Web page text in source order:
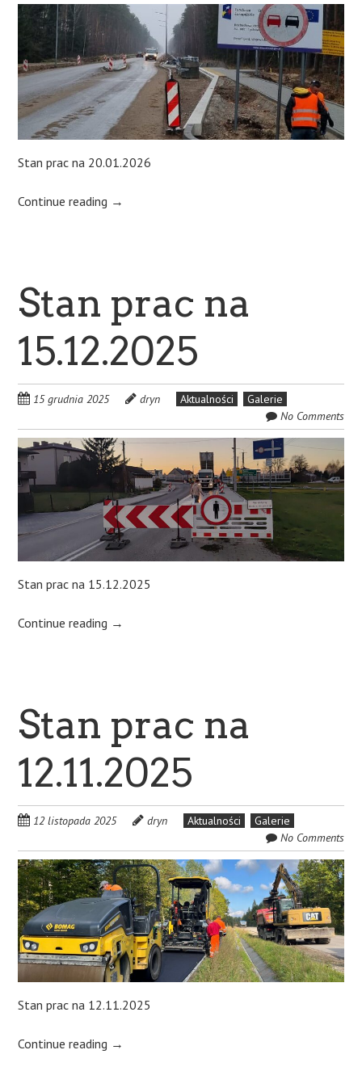
Stan prac na 20.01.2026
Continue reading →
Stan prac na
15.12.2025
15 grudnia 2025 dryn Aktualności
Galerie
No Comments
Stan prac na 15.12.2025
Continue reading →
Stan prac na
12.11.2025
12 listopada 2025 dryn Aktualności
Galerie
No Comments
Stan prac na 12.11.2025
Continue reading →